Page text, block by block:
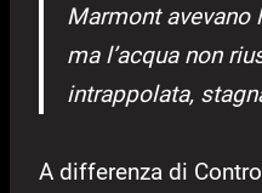
Marmont avevano
ma l’acqua non
intrappolata,
A differenza di